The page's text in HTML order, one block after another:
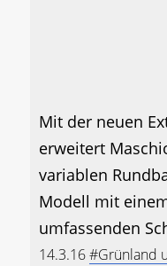
Mit der neuen
erweitert
variablen
Modell mit
umfassenden
14.3.16#Grünland